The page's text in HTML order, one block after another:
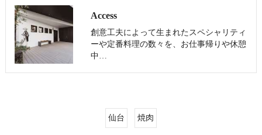
Access
創意工夫によって生まれたスペシャリティ
ーや定番料理の数々を、お仕事帰りや休憩
中…
仙台 焼肉